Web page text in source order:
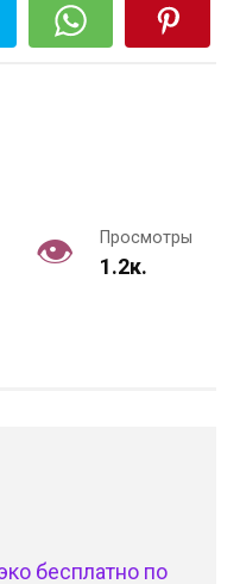
Просмотры
1.2к.
бесплатно по